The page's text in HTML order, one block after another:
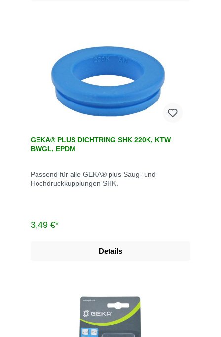
GEKA® PLUS DICHTRING SHK 220K, KTW
BWGL, EPDM
Passend für alle GEKA® plus Saug- und
Hochdruckkupplungen SHK.
3,49 €*
Details